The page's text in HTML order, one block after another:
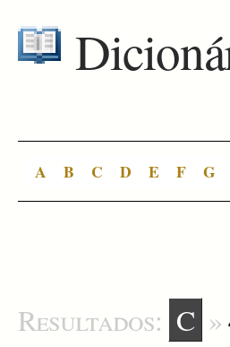
A B C D E F G
Resultados: C »